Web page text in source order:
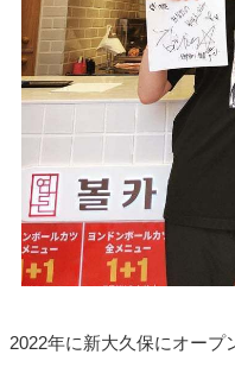
2022年に新大久保にオープ